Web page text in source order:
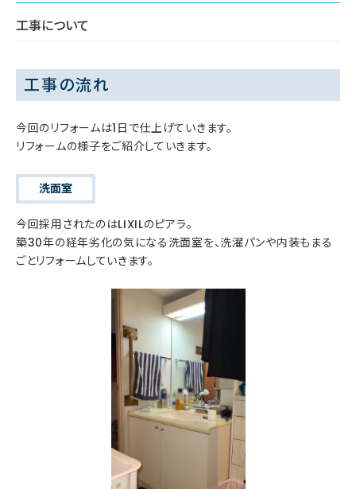
工事について
工事の流れ
今回のリフォームは1日で仕上げていきます。
リフォームの様子をご紹介していきます。
洗面室
今回採用されたのはLIXILのピアラ。
築30年の経年劣化の気になる洗面室を、洗濯パンや内装もまる
ごとリフォームしていきます。